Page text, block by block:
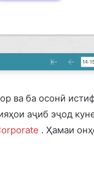
ва ба осонӣ
аҷиб эҷод
. Ҳамаи